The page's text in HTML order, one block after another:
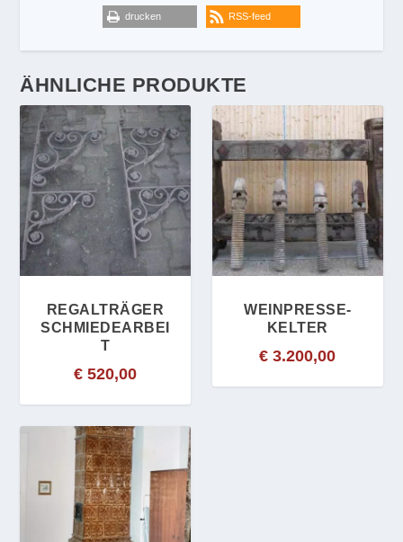
drucken RSS-feed
ÄHNLICHE PRODUKTE
REGALTRÄGER
SCHMIEDEARBEI
T
€ 520,00
WEINPRESSE-
KELTER
€ 3.200,00